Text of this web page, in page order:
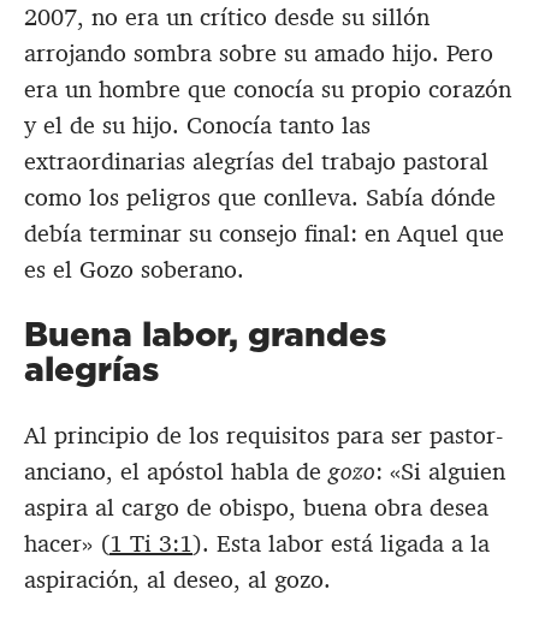
2007, no era un crítico desde su sillón
arrojando sombra sobre su amado hijo. Pero
era un hombre que conocía su propio corazón
y el de su hijo. Conocía tanto las
extraordinarias alegrías del trabajo pastoral
como los peligros que conlleva. Sabía dónde
debía terminar su consejo final: en Aquel que
es el Gozo soberano.
Buena labor, grandes
alegrías
Al principio de los requisitos para ser pastor-
anciano, el apóstol habla de gozo: «Si alguien
aspira al cargo de obispo, buena obra desea
hacer» (1 Ti 3:1). Esta labor está ligada a la
aspiración, al deseo, al gozo.